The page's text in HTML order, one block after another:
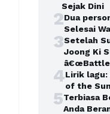
Sejak Dini
2Dua
Selesai
3Setelah
Joong Ki
4Lirik lagu:
of the
5Terbiasa
Anda